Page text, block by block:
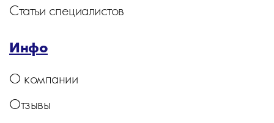
Статьи специалистов
Инфо
О компании
Отзывы